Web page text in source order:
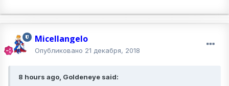
Micellangelo
Опубликовано 21 декабря, 2018
8 hours ago, Goldeneye said: